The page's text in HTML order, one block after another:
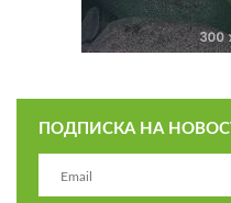
ПОДПИСКА НА